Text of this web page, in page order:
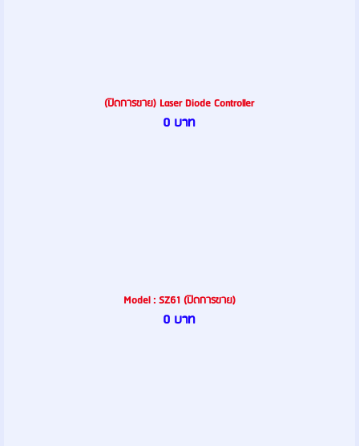
(ปิดการขาย) Laser Diode Controller
0 บาท
Model : SZ61 (ปิดการขาย)
0 บาท